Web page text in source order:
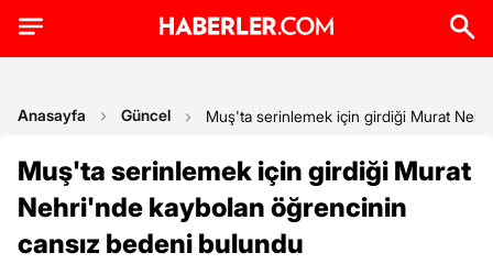
Anasayfa Güncel Muş'ta serinlemek için girdiği Murat
Muş'ta serinlemek için girdiği Murat
Nehri'nde kaybolan öğrencinin
cansız bedeni bulundu